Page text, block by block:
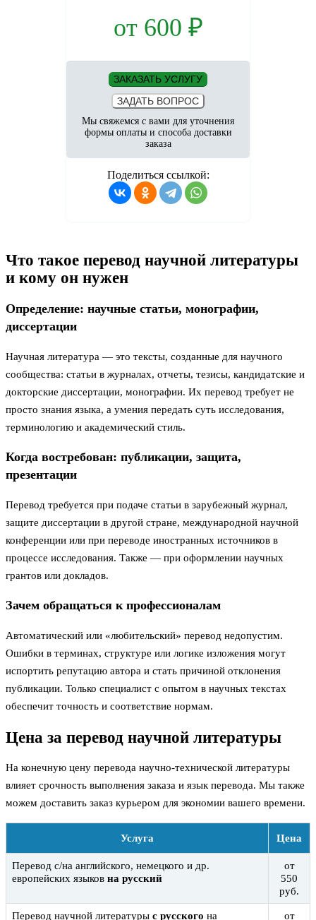
от 600 ₽
ЗАКАЗАТЬ УСЛУГУ
ЗАДАТЬ ВОПРОС
Мы свяжемся с вами для уточнения
формы оплаты и способа доставки
заказа
Поделиться ссылкой:
Что такое перевод научной литературы
и кому он нужен
Определение: научные статьи, монографии,
диссертации
Научная литература — это тексты, созданные для научного
сообщества: статьи в журналах, отчеты, тезисы, кандидатские и
докторские диссертации, монографии. Их перевод требует не
просто знания языка, а умения передать суть исследования,
терминологию и академический стиль.
Когда востребован: публикации, защита,
презентации
Перевод требуется при подаче статьи в зарубежный журнал,
защите диссертации в другой стране, международной научной
конференции или при переводе иностранных источников в
процессе исследования. Также — при оформлении научных
грантов или докладов.
Зачем обращаться к профессионалам
Автоматический или «любительский» перевод недопустим.
Ошибки в терминах, структуре или логике изложения могут
испортить репутацию автора и стать причиной отклонения
публикации. Только специалист с опытом в научных текстах
обеспечит точность и соответствие нормам.
Цена за перевод научной литературы
На конечную цену перевода научно-технической литературы
влияет срочность выполнения заказа и язык перевода. Мы также
можем доставить заказ курьером для экономии вашего времени.
Услуга Цена
Перевод с/на английского, немецкого и др.
европейских языков на русский
от
550
руб.
Перевод научной литературы с русского на
от